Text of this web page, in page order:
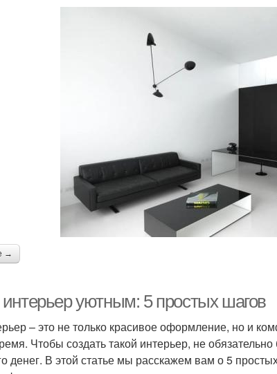
→
уютным: 5 простых шагов
– это не только красивое оформление, но и
Чтобы создать такой интерьер, не
денег. В этой статье мы расскажем вам о 5